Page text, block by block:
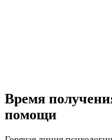
Время
помощи